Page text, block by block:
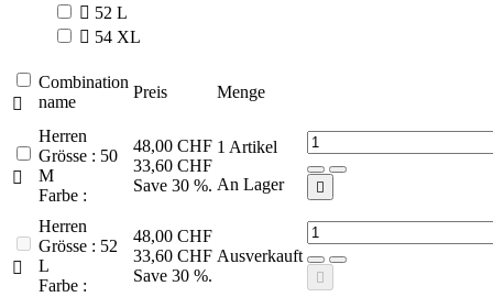
 52 L
 54 XL

Combination
name
Preis Menge

Herren
Grösse : 50
M
Farbe :
48,00 CHF
33,60 CHF
Save 30 %.
1 Artikel
An Lager


Herren
Grösse : 52
L
Farbe :
48,00 CHF
33,60 CHF
Save 30 %.
Ausverkauft
